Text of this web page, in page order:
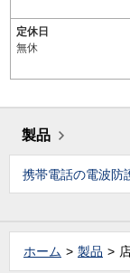
定休日
無休
製品
携帯電話の電波防
ホーム 製品